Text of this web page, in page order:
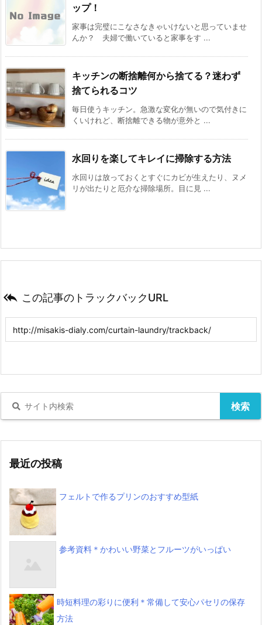
ップ！
家事は完璧にこなさなきゃいけないと思っていませ
んか？ 夫婦で働いていると家事をす ...
キッチンの断捨離何から捨てる？迷わず
捨てられるコツ
毎日使うキッチン。急激な変化が無いので気付きに
くいけれど、断捨離できる物が意外と ...
水回りを楽してキレイに掃除する方法
水回りは放っておくとすぐにカビが生えたり、ヌメ
リが出たりと厄介な掃除場所。目に見 ...
 この記事のトラックバックURL
最近の投稿
フェルトで作るプリンのおすすめ型紙
参考資料＊かわいい野菜とフルーツがいっぱい
時短料理の彩りに便利＊常備して安心パセリの保存
方法